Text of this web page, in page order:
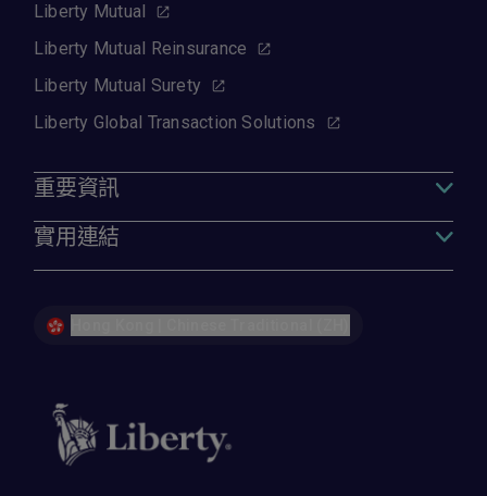
Liberty Mutual
Liberty Mutual Reinsurance
Liberty Mutual Surety
Liberty Global Transaction Solutions
重要資訊
實用連結